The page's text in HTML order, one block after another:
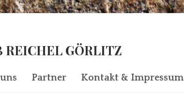
GÖRLITZ
Partner Kontakt & Impressum